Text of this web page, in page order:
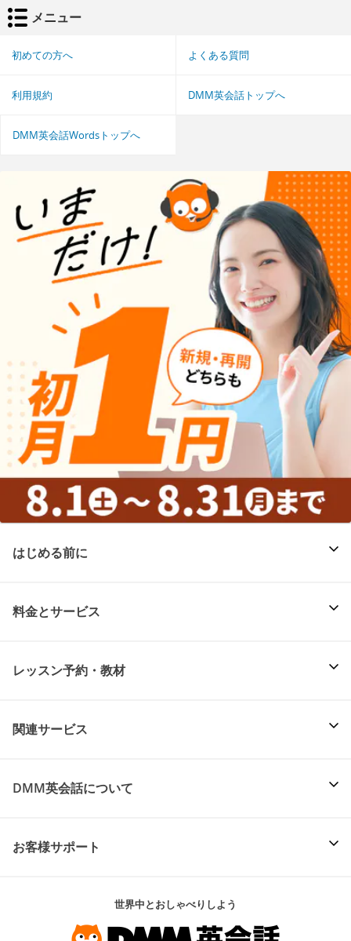
メニュー
初めての方へ よくある質問
利用規約 DMM英会話トップへ
DMM英会話Wordsトップへ
はじめる前に
料金とサービス
レッスン予約・教材
関連サービス
DMM英会話について
お客様サポート
世界中とおしゃべりしよう